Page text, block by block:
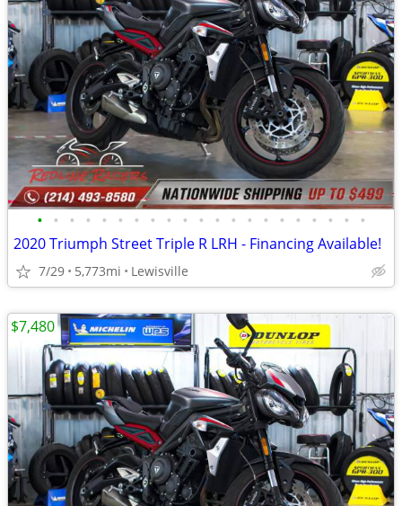
• • • • • • • • • • • • • • • • • • • • •
2020 Triumph Street Triple R LRH - Financing Available!
7/29 5,773mi Lewisville
$7,480